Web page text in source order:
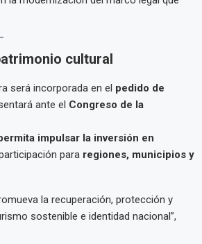
cultural
será incorporada en el pedido de
ante el Congreso de la
impulsar la inversión en
para regiones, municipios y
la recuperación, protección y
sostenible e identidad nacional”,